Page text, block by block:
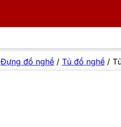
Đựng đồ nghề / Tủ đồ nghề /